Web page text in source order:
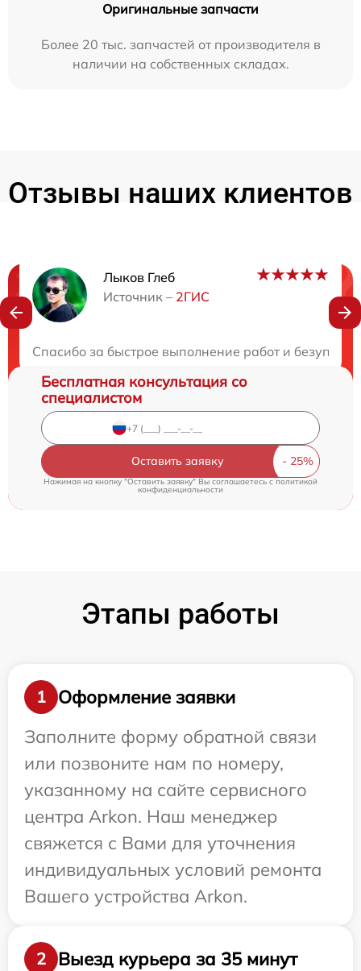
Оригинальные запчасти
Более 20 тыс. запчастей от производителя в
наличии на собственных складах.
Отзывы наших клиентов
Лыков Глеб
Источник – 2ГИС
Спасибо за быстрое выполнение работ и
Нужна консультация?
Бесплатная консультация со
специалистом
Оставить заявку
Нажимая на кнопку "Оставить заявку" Вы соглашаетесь c политикой
конфиденциальности
Этапы работы
1
Оформление заявки
Заполните форму обратной связи
или позвоните нам по номеру,
указанному на сайте сервисного
центра Arkon. Наш менеджер
свяжется с Вами для уточнения
индивидуальных условий ремонта
Вашего устройства Arkon.
2 Выезд курьера за 35 минут